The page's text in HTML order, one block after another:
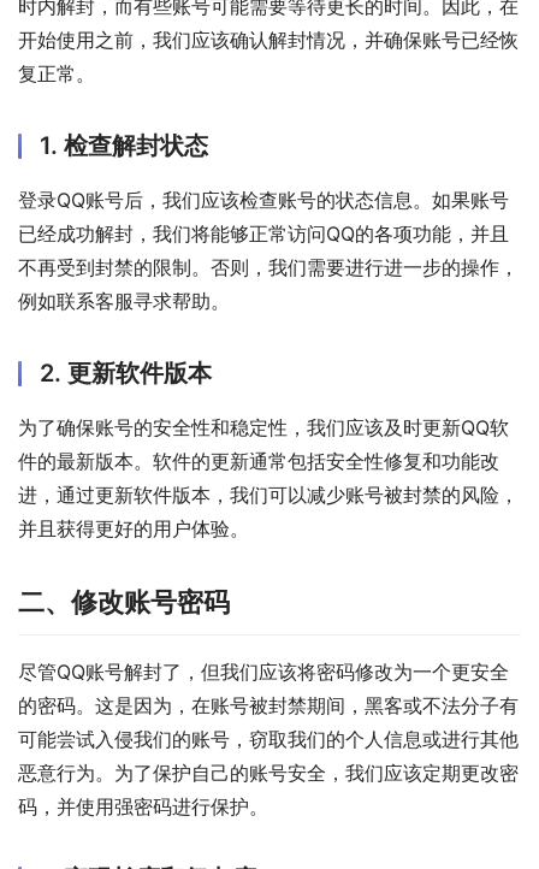
时内解封，而有些账号可能需要等待更长的时间。因此，在
开始使用之前，我们应该确认解封情况，并确保账号已经恢
复正常。
1. 检查解封状态
登录QQ账号后，我们应该检查账号的状态信息。如果账号
已经成功解封，我们将能够正常访问QQ的各项功能，并且
不再受到封禁的限制。否则，我们需要进行进一步的操作，
例如联系客服寻求帮助。
2. 更新软件版本
为了确保账号的安全性和稳定性，我们应该及时更新QQ软
件的最新版本。软件的更新通常包括安全性修复和功能改
进，通过更新软件版本，我们可以减少账号被封禁的风险，
并且获得更好的用户体验。
二、修改账号密码
尽管QQ账号解封了，但我们应该将密码修改为一个更安全
的密码。这是因为，在账号被封禁期间，黑客或不法分子有
可能尝试入侵我们的账号，窃取我们的个人信息或进行其他
恶意行为。为了保护自己的账号安全，我们应该定期更改密
码，并使用强密码进行保护。